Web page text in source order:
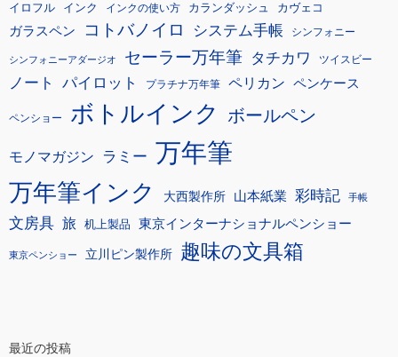
イロフル インク インクの使い方 カランダッシュ カヴェコ
ガラスペン コトバノイロ システム手帳 シンフォニー
シンフォニーアダージオ セーラー万年筆 タチカワ ツイスビー
ノート パイロット プラチナ万年筆 ペリカン ペンケース
ペンショー ボトルインク ボールペン
モノマガジン ラミー 万年筆
万年筆インク 大西製作所 山本紙業 彩時記 手帳
文房具 旅 机上製品 東京インターナショナルペンショー
東京ペンショー 立川ピン製作所 趣味の文具箱
最近の投稿